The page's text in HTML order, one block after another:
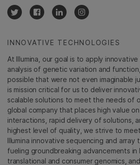
INNOVATIVE TECHNOLOGIES
At Illumina, our goal is to apply
analysis of genetic variation and
possible that were not even imaginable
is mission critical for us to deliver
scalable solutions to meet the needs of
global company that places high value
interactions, rapid delivery of solutions,
highest level of quality, we strive to
Illumina innovative sequencing and array
fueling groundbreaking advancements in
translational and consumer genomics,